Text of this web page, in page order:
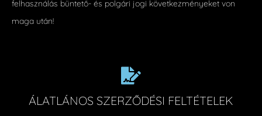
felhasználás büntető- és polgári jogi következményeket von
maga után!
ÁLATLÁNOS SZERZŐDÉSI FELTÉTELEK